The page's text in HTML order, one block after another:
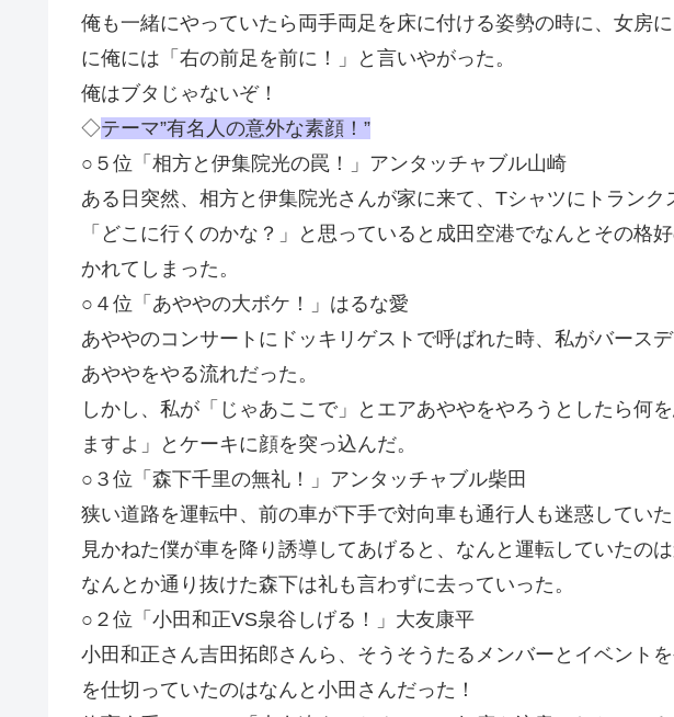
俺も一緒にやっていたら両手両足を床に付ける姿勢の時に、女房
に俺には「右の前足を前に！」と言いやがった。
俺はブタじゃないぞ！
◇テーマ”有名人の意外な素顔！”
○５位「相方と伊集院光の罠！」アンタッチャブル山崎
ある日突然、相方と伊集院光さんが家に来て、Tシャツにトランク
「どこに行くのかな？」と思っていると成田空港でなんとその格
かれてしまった。
○４位「あややの大ボケ！」はるな愛
あややのコンサートにドッキリゲストで呼ばれた時、私がバース
あややをやる流れだった。
しかし、私が「じゃあここで」とエアあややをやろうとしたら何
ますよ」とケーキに顔を突っ込んだ。
○３位「森下千里の無礼！」アンタッチャブル柴田
狭い道路を運転中、前の車が下手で対向車も通行人も迷惑していた
見かねた僕が車を降り誘導してあげると、なんと運転していたのは
なんとか通り抜けた森下は礼も言わずに去っていった。
○２位「小田和正VS泉谷しげる！」大友康平
小田和正さん吉田拓郎さんら、そうそうたるメンバーとイベント
を仕切っていたのはなんと小田さんだった！